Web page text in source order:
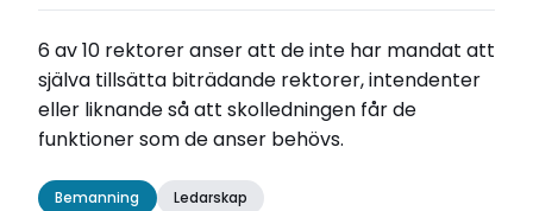
6 av 10 rektorer anser att de inte har mandat att
själva tillsätta biträdande rektorer, intendenter
eller liknande så att skolledningen får de
funktioner som de anser behövs.
Bemanning Ledarskap